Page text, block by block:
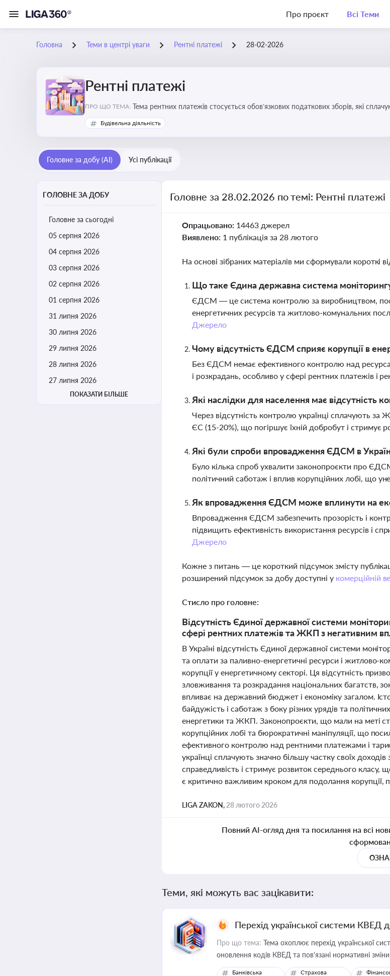
Про проєкт Всі Теми
Головна Теми в центрі уваги Рентні платежі 28-02-2026
Рентні платежі
ПРО ЩО ТЕМА: Тема рентних платежів стосується обов’язкових податкових зборів, які
водою, лісами
Будівельна діяльність
Головне за добу (AI) Усі публікації
ГОЛОВНЕ ЗА ДОБУ
Головне за сьогодні
05 серпня 2026
04 серпня 2026
03 серпня 2026
02 серпня 2026
01 серпня 2026
31 липня 2026
30 липня 2026
29 липня 2026
28 липня 2026
27 липня 2026
ПОКАЗАТИ БІЛЬШЕ
Головне за 28.02.2026 по темі: Рентні платежі
Опрацьовано: 14463 джерел
Виявлено: 1 публікація за 28 лютого
На основі зібраних матеріалів ми сформували короткі
Що таке Єдина державна система
ЄДСМ — це система контролю за виробництвом,
енергетичних ресурсів та житлово-комунальних
Джерело
Чому відсутність ЄДСМ сприяє корупції в
Без ЄДСМ немає ефективного контролю над
і розкрадань, особливо у сфері рентних платежів і
Які наслідки для населення має
Через відсутність контролю українці сплачують за
ЄС (15-20%), що погіршує їхній добробут і стримує
Які були спроби впровадження ЄДСМ в
Було кілька спроб ухвалити законопроєкти про
політичний саботаж і вплив корупційних лобі, що
Як впровадження ЄДСМ може вплинути на
Впровадження ЄДСМ забезпечить прозорість і
підвищить ефективність використання ресурсів і
Джерело
Кожне з питань — це короткий підсумок змісту
розширений підсумок за добу доступні у комерційній
Стисло про головне:
Відсутність Єдиної державної системи
сфері рентних платежів та ЖКП з негативним
В Україні відсутність Єдиної державної системи
та оплати за паливно-енергетичні ресурси і
корупції у енергетичному секторі. Ця відсутність
зловживання та розкрадання національних багатств,
впливає на державний бюджет і економіку загалом.
байдужість і саботаж з боку різних урядів та
енергетики та ЖКП. Законопроєкти, що мали на меті
корупційних лобі та бюрократичні маніпуляції, що
ефективного контролю над рентними платежами і
українці сплачують значно більшу частку своїх
справедливість і стримує розвиток середнього
є критично важливим кроком для подолання корупції,
LIGA ZAKON, 28 лютого 2026
Повний AI-огляд дня та посилання на всі
Теми, які можуть вас зацікавити:
Перехід української системи КВЕД
Про що тема: Тема охоплює перехід української
оновлення кодів КВЕД та пов'язані нормативні зміни
Банківська
Страхова